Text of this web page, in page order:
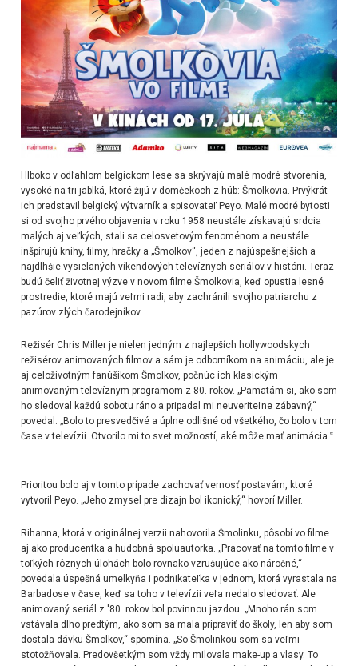
Hlboko v odľahlom belgickom lese sa skrývajú malé modré stvorenia,
vysoké na tri jablká, ktoré žijú v domčekoch z húb: Šmolkovia. Prvýkrát
ich predstavil belgický výtvarník a spisovateľ Peyo. Malé modré bytosti
si od svojho prvého objavenia v roku 1958 neustále získavajú srdcia
malých aj veľkých, stali sa celosvetovým fenoménom a neustále
inšpirujú knihy, filmy, hračky a „Šmolkov“, jeden z najúspešnejších a
najdlhšie vysielaných víkendových televíznych seriálov v histórii. Teraz
budú čeliť životnej výzve v novom filme Šmolkovia, keď opustia lesné
prostredie, ktoré majú veľmi radi, aby zachránili svojho patriarchu z
pazúrov zlých čarodejníkov.
Režisér Chris Miller je nielen jedným z najlepších hollywoodskych
režisérov animovaných filmov a sám je odborníkom na animáciu, ale je
aj celoživotným fanúšikom Šmolkov, počnúc ich klasickým
animovaným televíznym programom z 80. rokov. „Pamätám si, ako som
ho sledoval každú sobotu ráno a pripadal mi neuveriteľne zábavný,“
povedal. „Bolo to presvedčivé a úplne odlišné od všetkého, čo bolo v tom
čase v televízii. Otvorilo mi to svet možností, aké môže mať animácia.‟
Prioritou bolo aj v tomto prípade zachovať vernosť postavám, ktoré
vytvoril Peyo. „Jeho zmysel pre dizajn bol ikonický,“ hovorí Miller.
Rihanna, ktorá v originálnej verzii nahovorila Šmolinku, pôsobí vo filme
aj ako producentka a hudobná spoluautorka. „Pracovať na tomto filme v
toľkých rôznych úlohách bolo rovnako vzrušujúce ako náročné,“
povedala úspešná umelkyňa i podnikateľka v jednom, ktorá vyrastala na
Barbadose v čase, keď sa toho v televízii veľa nedalo sledovať. Ale
animovaný seriál z '80. rokov bol povinnou jazdou. „Mnoho rán som
vstávala dlho predtým, ako som sa mala pripraviť do školy, len aby som
dostala dávku Šmolkov,“ spomína. „So Šmolinkou som sa veľmi
stotožňovala. Predovšetkým som vždy milovala make-up a vlasy. To